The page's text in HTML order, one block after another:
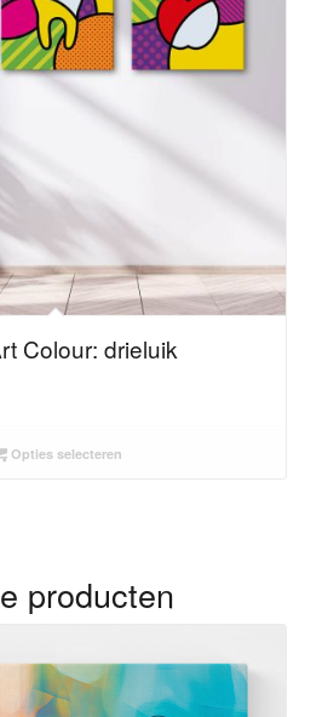
Colour: drieluik
Opties selecteren
producten